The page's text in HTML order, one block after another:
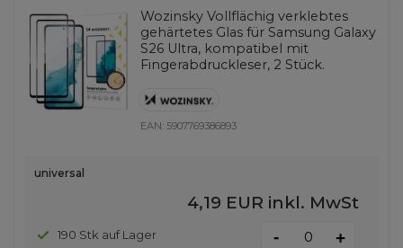
Wozinsky Vollflächig verklebtes
gehärtetes Glas für Samsung Galaxy
S26 Ultra, kompatibel mit
Fingerabdruckleser, 2 Stück.
EAN: 5907769386893
universal
4,19 EUR inkl. MwSt
190 Stk auf Lager - +